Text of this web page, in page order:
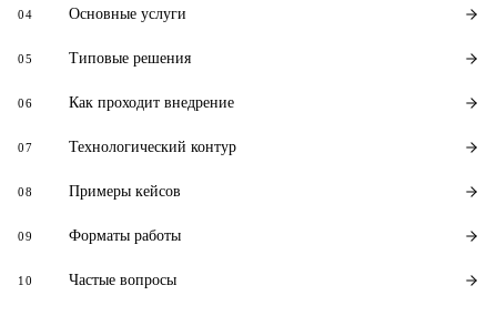
04 Основные услуги
05 Типовые решения
06 Как проходит внедрение
07 Технологический контур
08 Примеры кейсов
09 Форматы работы
10 Частые вопросы